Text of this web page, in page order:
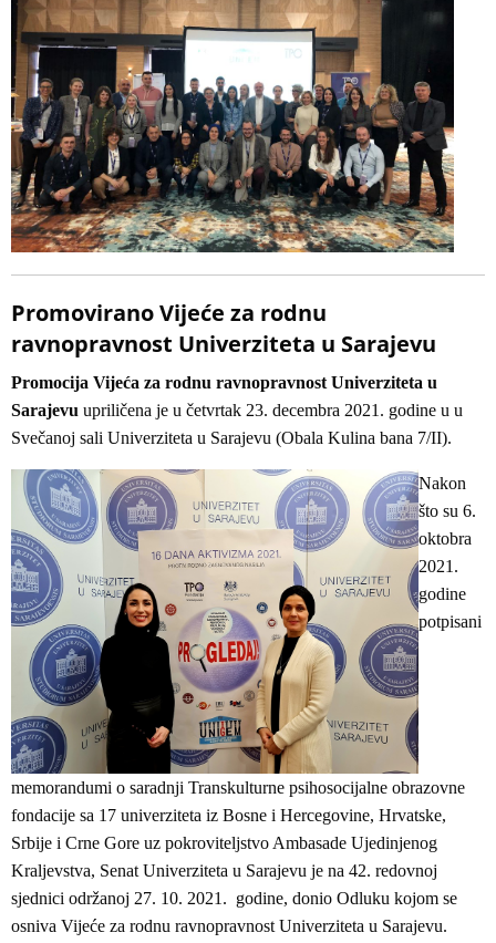
Promovirano Vijeće za rodnu
ravnopravnost Univerziteta u Sarajevu
Promocija Vijeća za rodnu ravnopravnost Univerziteta u
Sarajevu upriličena je u četvrtak 23. decembra 2021. godine u u
Svečanoj sali Univerziteta u Sarajevu (Obala Kulina bana 7/II).
Nakon
što su 6.
oktobra
2021.
godine
potpisani
memorandumi o saradnji Transkulturne psihosocijalne obrazovne
fondacije sa 17 univerziteta iz Bosne i Hercegovine, Hrvatske,
Srbije i Crne Gore uz pokroviteljstvo Ambasade Ujedinjenog
Kraljevstva, Senat Univerziteta u Sarajevu je na 42. redovnoj
sjednici održanoj 27. 10. 2021. godine, donio Odluku kojom se
osniva Vijeće za rodnu ravnopravnost Univerziteta u Sarajevu.